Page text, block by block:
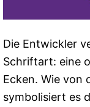
Die Entwickler
Schriftart: eine
Ecken. Wie von
symbolisiert es